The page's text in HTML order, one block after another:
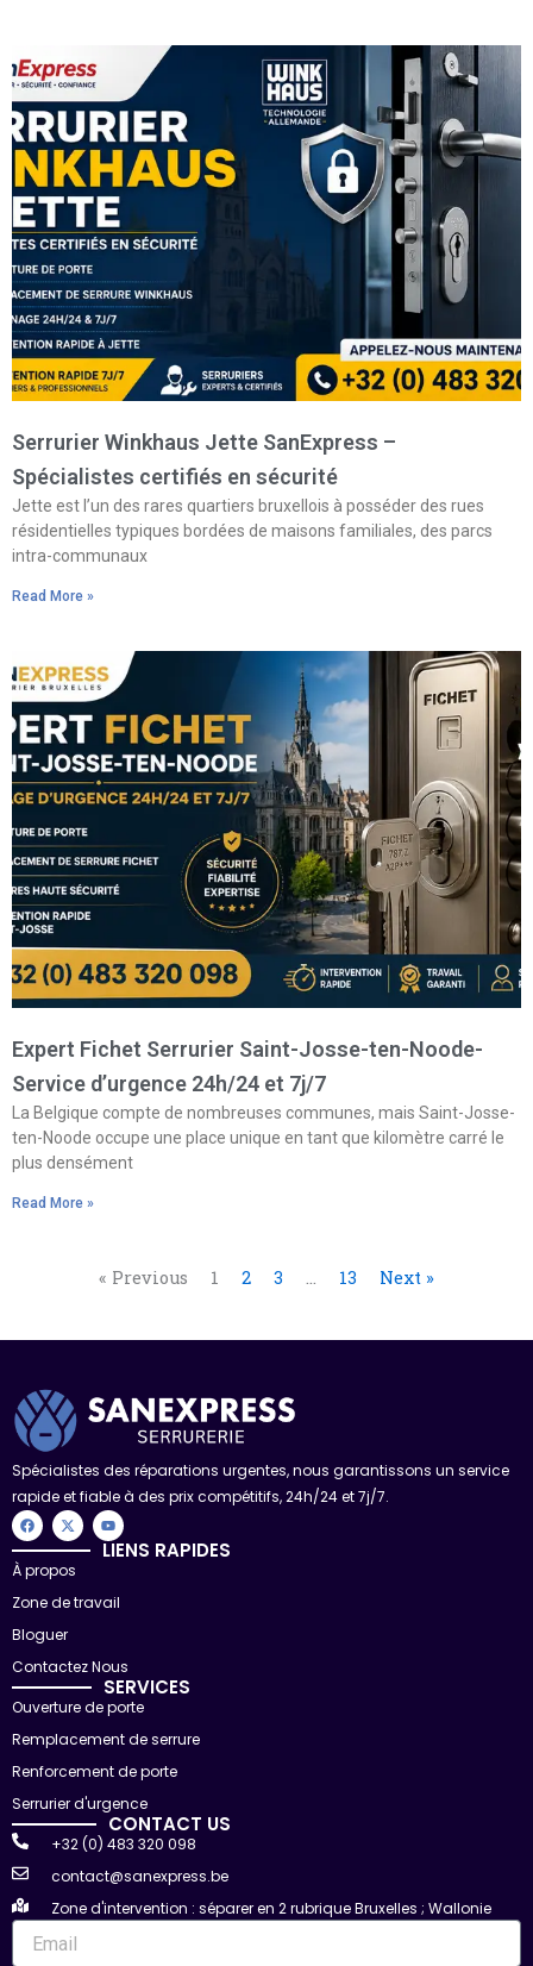
Serrurier Winkhaus Jette SanExpress –
Spécialistes certifiés en sécurité
Jette est l’un des rares quartiers bruxellois à posséder des rues
résidentielles typiques bordées de maisons familiales, des parcs
intra-communaux
Read More »
Expert Fichet Serrurier Saint-Josse-ten-Noode-
Service d’urgence 24h/24 et 7j/7
La Belgique compte de nombreuses communes, mais Saint-Josse-
ten-Noode occupe une place unique en tant que kilomètre carré le
plus densément
Read More »
« Previous 1 2 3 … 13 Next »
Spécialistes des réparations urgentes, nous garantissons un service
rapide et fiable à des prix compétitifs, 24h/24 et 7j/7.
F
a
c
b
o
X
-
t
i
t
r
Y
o
u
t
e
LIENS RAPIDES
À propos
Zone de travail
Bloguer
Contactez Nous
SERVICES
Ouverture de porte
Remplacement de serrure
Renforcement de porte
Serrurier d'urgence
CONTACT US
+32 (0) 483 320 098
contact@sanexpress.be
Zone d'intervention : séparer en 2 rubrique Bruxelles ; Wallonie